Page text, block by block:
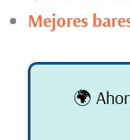
Mejores
🌍